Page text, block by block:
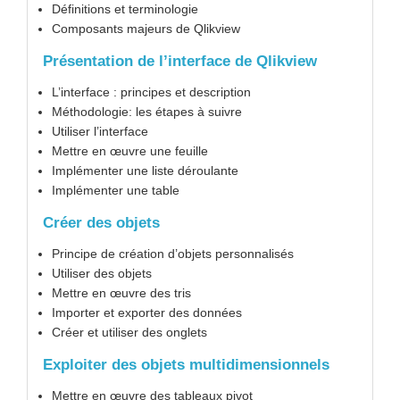
Définitions et terminologie
Composants majeurs de Qlikview
Présentation de l’interface de Qlikview
L’interface : principes et description
Méthodologie: les étapes à suivre
Utiliser l’interface
Mettre en œuvre une feuille
Implémenter une liste déroulante
Implémenter une table
Créer des objets
Principe de création d’objets personnalisés
Utiliser des objets
Mettre en œuvre des tris
Importer et exporter des données
Créer et utiliser des onglets
Exploiter des objets multidimensionnels
Mettre en œuvre des tableaux pivot